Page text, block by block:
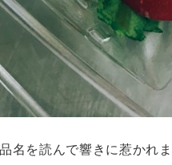
名を読んで響きに惹かれ